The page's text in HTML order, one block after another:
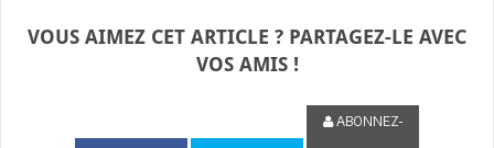
VOUS AIMEZ CET ARTICLE ? PARTAGEZ-LE AVEC
VOS AMIS !
ABONNEZ-